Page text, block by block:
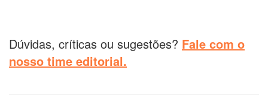
Dúvidas, críticas ou sugestões? Fale com o
nosso time editorial.